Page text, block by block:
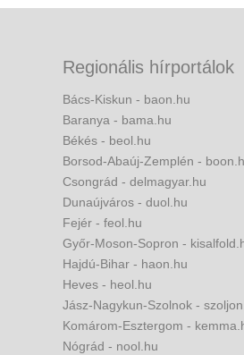
Regionális hírportálok
Bács-Kiskun - baon.hu
Baranya - bama.hu
Békés - beol.hu
Borsod-Abaúj-Zemplén -
Csongrád - delmagyar.hu
Dunaújváros - duol.hu
Fejér - feol.hu
Győr-Moson-Sopron -
Hajdú-Bihar - haon.hu
Heves - heol.hu
Jász-Nagykun-Szolnok -
Komárom-Esztergom -
Nógrád - nool.hu